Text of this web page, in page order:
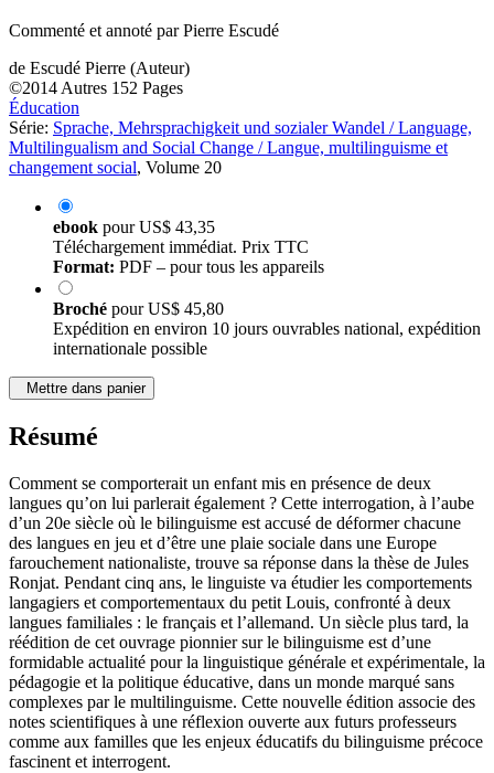
Commenté et annoté par Pierre Escudé
de Escudé Pierre (Auteur)
©2014Autres 152 Pages
Éducation
Série: Sprache, Mehrsprachigkeit und sozialer Wandel / Language,
Multilingualism and Social Change / Langue, multilinguisme et
changement social, Volume 20
ebook pourUS$ 43,35
Téléchargement immédiat. Prix TTC
Format: PDF – pour tous les appareils
Broché pourUS$ 45,80
Expédition en environ 10 jours ouvrables national, expédition
internationale possible
Mettre dans panier
Résumé
Comment se comporterait un enfant mis en présence de deux
langues qu’on lui parlerait également ? Cette interrogation, à l’aube
d’un 20e siècle où le bilinguisme est accusé de déformer chacune
des langues en jeu et d’être une plaie sociale dans une Europe
farouchement nationaliste, trouve sa réponse dans la thèse de Jules
Ronjat. Pendant cinq ans, le linguiste va étudier les comportements
langagiers et comportementaux du petit Louis, confronté à deux
langues familiales : le français et l’allemand. Un siècle plus tard, la
réédition de cet ouvrage pionnier sur le bilinguisme est d’une
formidable actualité pour la linguistique générale et expérimentale, la
pédagogie et la politique éducative, dans un monde marqué sans
complexes par le multilinguisme. Cette nouvelle édition associe des
notes scientifiques à une réflexion ouverte aux futurs professeurs
comme aux familles que les enjeux éducatifs du bilinguisme précoce
fascinent et interrogent.